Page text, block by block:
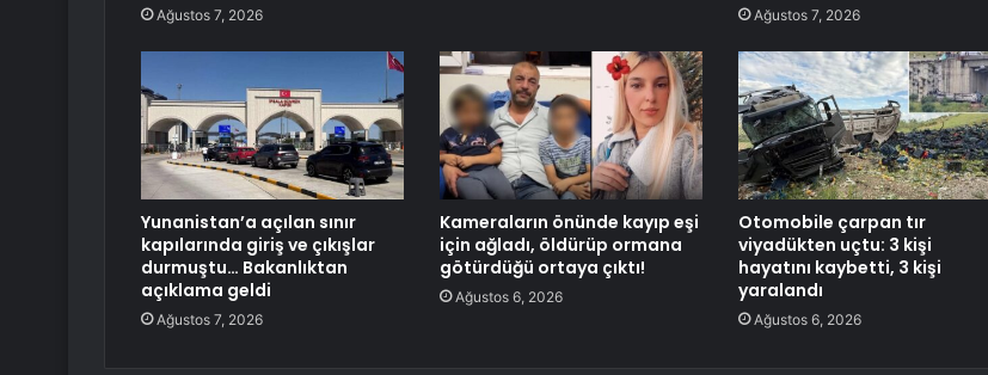
Ağustos 7, 2026 Ağustos 7, 2026
Yunanistan’a açılan sınır
kapılarında giriş ve çıkışlar
durmuştu… Bakanlıktan
açıklama geldi
Ağustos 7, 2026
Kameraların önünde kayıp eşi
için ağladı, öldürüp ormana
götürdüğü ortaya çıktı!
Ağustos 6, 2026
Otomobile çarpan tır
viyadükten uçtu: 3 kişi
hayatını kaybetti, 3 kişi
yaralandı
Ağustos 6, 2026